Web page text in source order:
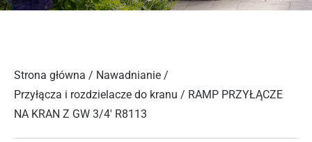
Strona główna / Nawadnianie /
Przyłącza i rozdzielacze do kranu / RAMP PRZYŁĄCZE
NA KRAN Z GW 3/4′ R8113